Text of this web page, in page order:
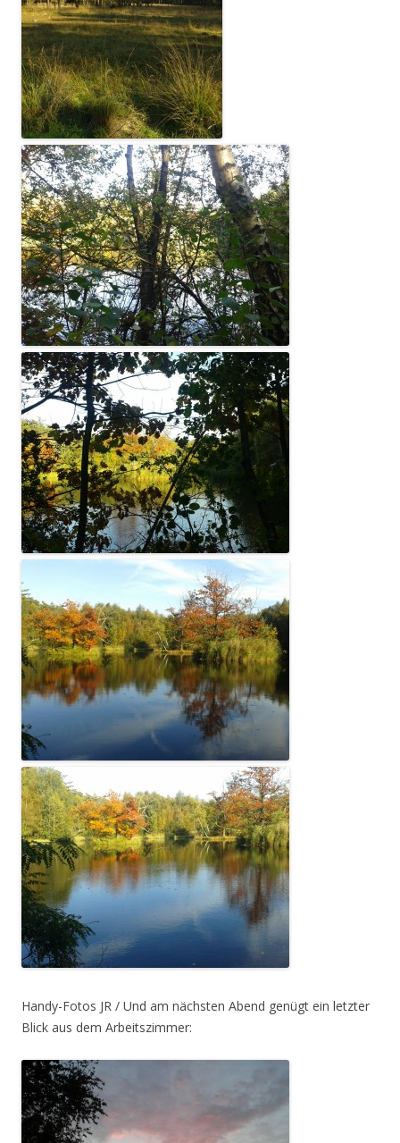
Handy-Fotos JR / Und am nächsten Abend genügt ein letzter
Blick aus dem Arbeitszimmer: